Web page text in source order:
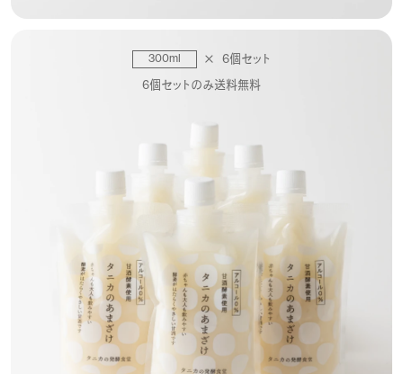
300ml
6個セット
6個セットのみ送料無料